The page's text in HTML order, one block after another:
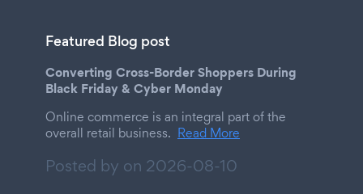
Featured Blog post
Converting Cross-Border Shoppers During
Black Friday & Cyber Monday
Online commerce is an integral part of the
overall retail business. Read More
Posted by on 2026-08-10